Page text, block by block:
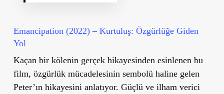
Emancipation (2022) – Kurtuluş: Özgürlüğe Giden
Yol
Kaçan bir kölenin gerçek hikayesinden esinlenen bu
film, özgürlük mücadelesinin sembolü haline gelen
Peter’ın hikayesini anlatıyor. Güçlü ve ilham verici